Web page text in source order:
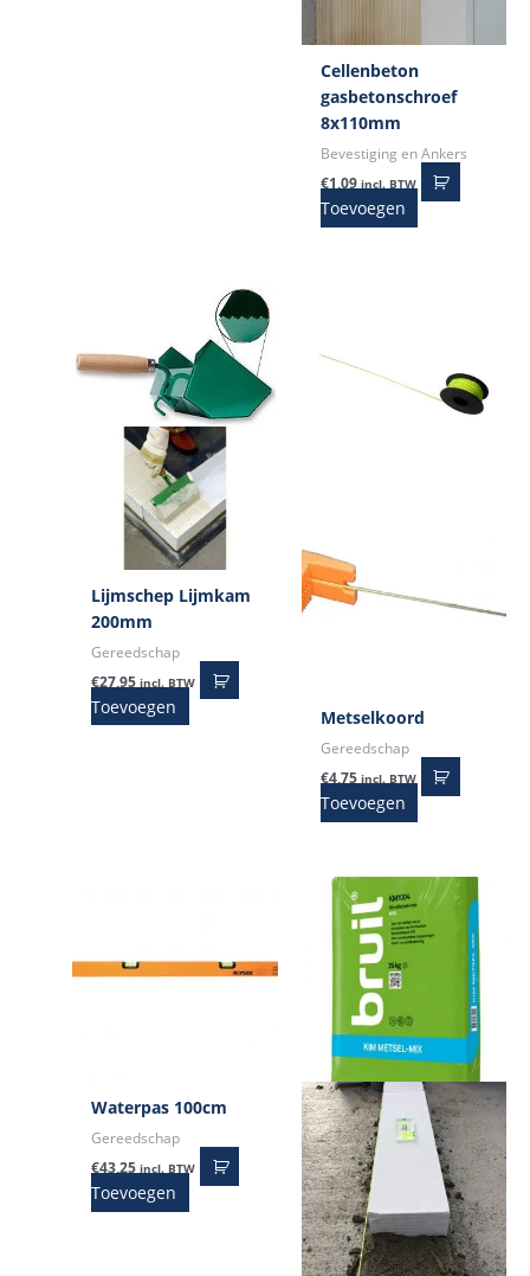
Cellenbeton
gasbetonschroef
8x110mm
Bevestiging en Ankers
€1,09 incl. BTW
Toevoegen
Lijmschep Lijmkam
200mm
Gereedschap
€27,95 incl. BTW
Toevoegen
Metselkoord
Gereedschap
€4,75 incl. BTW
Toevoegen
Waterpas 100cm
Gereedschap
€43,25 incl. BTW
Toevoegen